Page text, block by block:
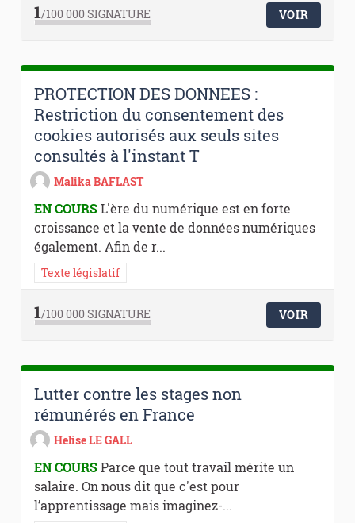
1/100 000SIGNATURE VOIR
PROTECTION DES DONNEES :
Restriction du consentement des
cookies autorisés aux seuls sites
consultés à l'instant T
Malika BAFLAST
EN COURSL'ère du numérique est en forte
croissance et la vente de données numériques
également. Afin de r...
Texte législatif
1/100 000SIGNATURE VOIR
Lutter contre les stages non
rémunérés en France
Helise LE GALL
EN COURSParce que tout travail mérite un
salaire. On nous dit que c'est pour
l’apprentissage mais imaginez-...